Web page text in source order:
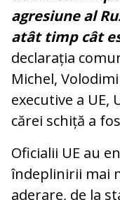
agresiune al
atât timp cât
declarația
Michel,
executive a UE,
cărei schiță a
Oficialii UE au
îndeplinirii mai
aderare, de la